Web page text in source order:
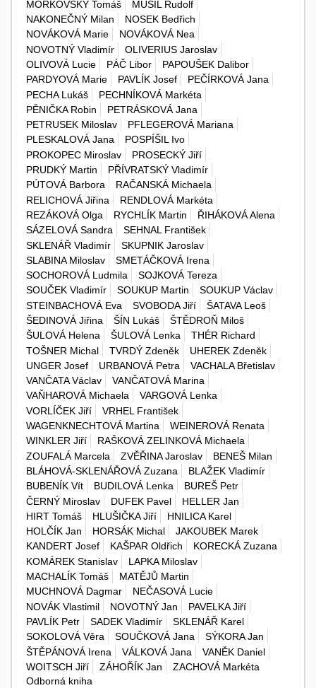
MOŘKOVSKÝ Tomáš
MUSIL Rudolf
NAKONEČNÝ Milan
NOSEK Bedřich
NOVÁKOVÁ Marie
NOVÁKOVÁ Nea
NOVOTNÝ Vladimír
OLIVERIUS Jaroslav
OLIVOVÁ Lucie
PÁČ Libor
PAPOUŠEK Dalibor
PARDYOVÁ Marie
PAVLÍK Josef
PEČÍRKOVÁ Jana
PECHA Lukáš
PECHNÍKOVÁ Markéta
PĚNIČKA Robin
PETRÁSKOVÁ Jana
PETRUSEK Miloslav
PFLEGEROVÁ Mariana
PLESKALOVÁ Jana
POSPÍŠIL Ivo
PROKOPEC Miroslav
PROSECKÝ Jiří
PRUDKÝ Martin
PŘÍVRATSKÝ Vladimír
PÚTOVÁ Barbora
RAČANSKÁ Michaela
RELICHOVÁ Jiřina
RENDLOVÁ Markéta
REZÁKOVÁ Olga
RYCHLÍK Martin
ŘIHÁKOVÁ Alena
SÁZELOVÁ Sandra
SEHNAL František
SKLENÁŘ Vladimír
SKUPNIK Jaroslav
SLABINA Miloslav
SMETÁČKOVÁ Irena
SOCHOROVÁ Ludmila
SOJKOVÁ Tereza
SOUČEK Vladimír
SOUKUP Martin
SOUKUP Václav
STEINBACHOVÁ Eva
SVOBODA Jiří
ŠATAVA Leoš
ŠEDINOVÁ Jiřina
ŠÍN Lukáš
ŠTĚDROŇ Miloš
ŠULOVÁ Helena
ŠULOVÁ Lenka
THÉR Richard
TOŠNER Michal
TVRDÝ Zdeněk
UHEREK Zdeněk
UNGER Josef
URBANOVÁ Petra
VACHALA Břetislav
VANČATA Václav
VANČATOVÁ Marina
VAŇHAROVÁ Michaela
VARGOVÁ Lenka
VORLÍČEK Jiří
VRHEL František
WAGENKNECHTOVÁ Martina
WEINEROVÁ Renata
WINKLER Jiří
RAŠKOVÁ ZELINKOVÁ Michaela
ZOUFALÁ Marcela
ZVĚŘINA Jaroslav
BENEŠ Milan
BLÁHOVÁ-SKLENÁŘOVÁ Zuzana
BLAŽEK Vladimír
BUBENÍK Vít
BUDILOVÁ Lenka
BUREŠ Petr
ČERNÝ Miroslav
DUFEK Pavel
HELLER Jan
HIRT Tomáš
HLUŠIČKA Jiří
HNILICA Karel
HOLČÍK Jan
HORSÁK Michal
JAKOUBEK Marek
KANDERT Josef
KAŠPAR Oldřich
KORECKÁ Zuzana
KOMÁREK Stanislav
LAPKA Miloslav
MACHALÍK Tomáš
MATĚJŮ Martin
MUCHNOVÁ Dagmar
NEČASOVÁ Lucie
NOVÁK Vlastimil
NOVOTNÝ Jan
PAVELKA Jiří
PAVLÍK Petr
SADEK Vladimír
SKLENÁŘ Karel
SOKOLOVÁ Věra
SOUČKOVÁ Jana
SÝKORA Jan
ŠTĚPÁNOVÁ Irena
VÁLKOVÁ Jana
VANĚK Daniel
WOITSCH Jiří
ZÁHOŘÍK Jan
ZACHOVÁ Markéta
Odborná kniha